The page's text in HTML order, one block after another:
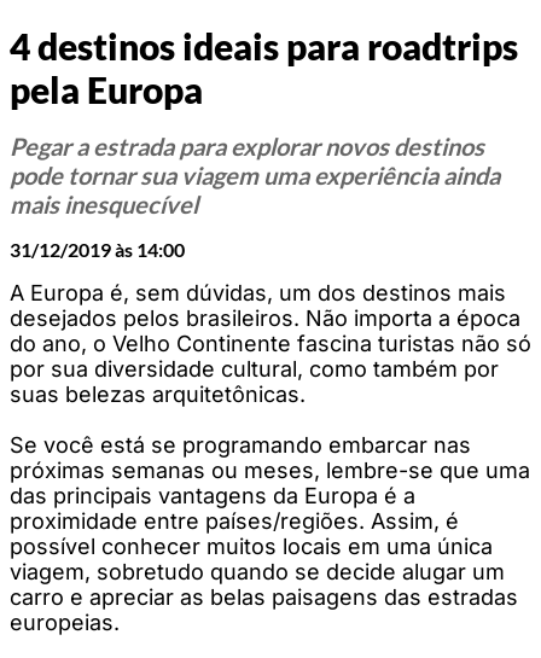
4 destinos ideais para roadtrips
pela Europa
Pegar a estrada para explorar novos destinos
pode tornar sua viagem uma experiência ainda
mais inesquecível
31/12/2019 às 14:00
A Europa é, sem dúvidas, um dos destinos mais
desejados pelos brasileiros. Não importa a época
do ano, o Velho Continente fascina turistas não só
por sua diversidade cultural, como também por
suas belezas arquitetônicas.
Se você está se programando embarcar nas
próximas semanas ou meses, lembre-se que uma
das principais vantagens da Europa é a
proximidade entre países/regiões. Assim, é
possível conhecer muitos locais em uma única
viagem, sobretudo quando se decide alugar um
carro e apreciar as belas paisagens das estradas
europeias.